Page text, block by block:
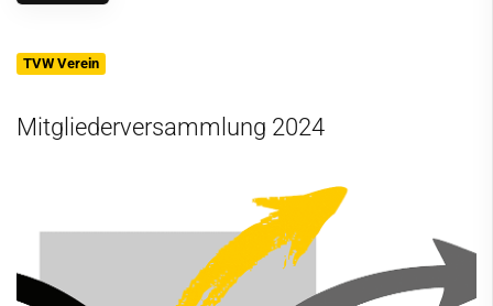
TVW Verein
Mitgliederversammlung 2024